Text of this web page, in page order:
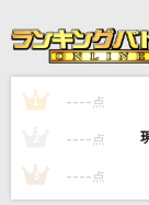
Official髭男dism
[生音]夢をか
雨上がりのア
1 ---- 点
---- 点
3 ---- 点